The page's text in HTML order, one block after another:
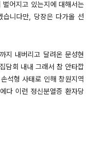
어지고 있는지에 대해서는
습니다만, 당장은 다가올 선
지 내버리고 달려온 문성현
담회 내내 그래서 참 안타깝
석형 사태로 인해 창원지역
다 이런 정신분열증 환자당